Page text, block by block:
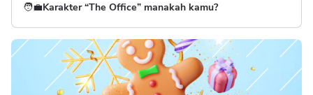
🧑‍💼Karakter “The Office” manakah kamu?